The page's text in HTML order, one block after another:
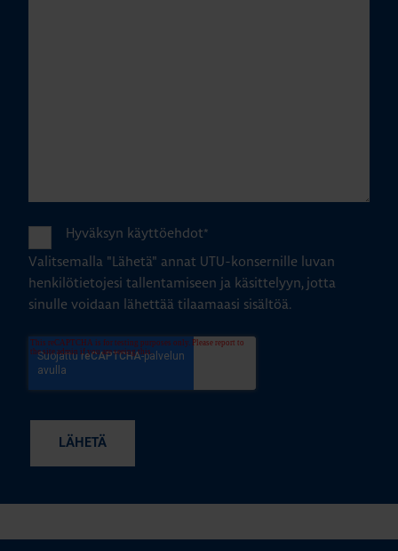
Hyväksyn käyttöehdot*
Valitsemalla "Lähetä" annat UTU-konsernille luvan
henkilötietojesi tallentamiseen ja käsittelyyn, jotta
sinulle voidaan lähettää tilaamaasi sisältöä.